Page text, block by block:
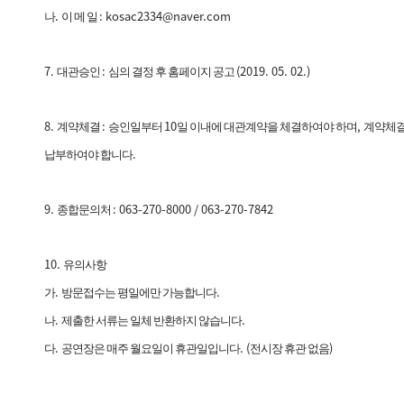
나. 이 메 일 : kosac2334@naver.com
7. 대관승인 : 심의 결정 후 홈페이지 공고 (2019. 05. 02.)
8. 계약체결 : 승인일부터 10일 이내에 대관계약을 체결하여야 하며, 계약체
납부하여야 합니다.
9. 종합문의처 : 063-270-8000 / 063-270-7842
10. 유의사항
가. 방문접수는 평일에만 가능합니다.
나. 제출한 서류는 일체 반환하지 않습니다.
다. 공연장은 매주 월요일이 휴관일입니다. (전시장 휴관 없음)